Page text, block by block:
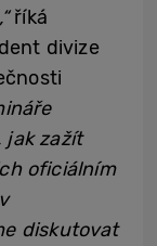
říká
divize
jak zažít
oficiálním
diskutovat